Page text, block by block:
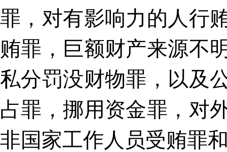
罪，对有影响力的人行
贿罪，巨额财产来源不
私分罚没财物罪，以及
占罪，挪用资金罪，对
非国家工作人员受贿罪